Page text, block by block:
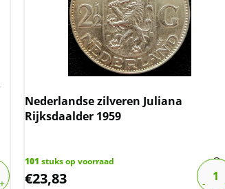
Nederlandse zilveren Juliana
Rijksdaalder 1959
101 stuks op voorraad
€23,83